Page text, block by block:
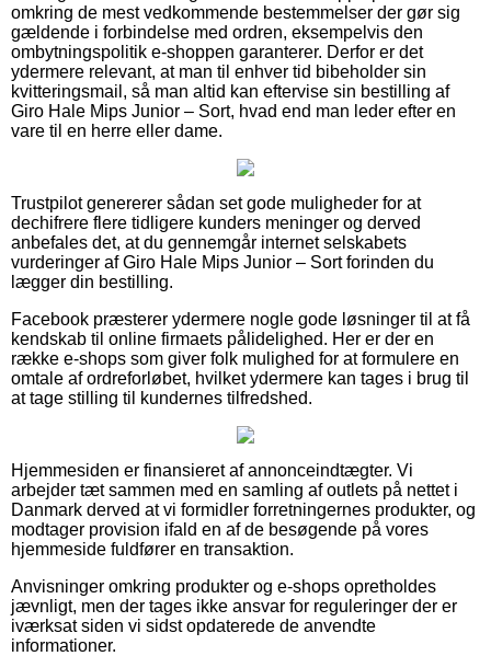
omkring de mest vedkommende bestemmelser der gør sig
gældende i forbindelse med ordren, eksempelvis den
ombytningspolitik e-shoppen garanterer. Derfor er det
ydermere relevant, at man til enhver tid bibeholder sin
kvitteringsmail, så man altid kan eftervise sin bestilling af
Giro Hale Mips Junior – Sort, hvad end man leder efter en
vare til en herre eller dame.
Trustpilot genererer sådan set gode muligheder for at
dechifrere flere tidligere kunders meninger og derved
anbefales det, at du gennemgår internet selskabets
vurderinger af Giro Hale Mips Junior – Sort forinden du
lægger din bestilling.
Facebook præsterer ydermere nogle gode løsninger til at få
kendskab til online firmaets pålidelighed. Her er der en
række e-shops som giver folk mulighed for at formulere en
omtale af ordreforløbet, hvilket ydermere kan tages i brug til
at tage stilling til kundernes tilfredshed.
Hjemmesiden er finansieret af annonceindtægter. Vi
arbejder tæt sammen med en samling af outlets på nettet i
Danmark derved at vi formidler forretningernes produkter, og
modtager provision ifald en af de besøgende på vores
hjemmeside fuldfører en transaktion.
Anvisninger omkring produkter og e-shops opretholdes
jævnligt, men der tages ikke ansvar for reguleringer der er
iværksat siden vi sidst opdaterede de anvendte
informationer.